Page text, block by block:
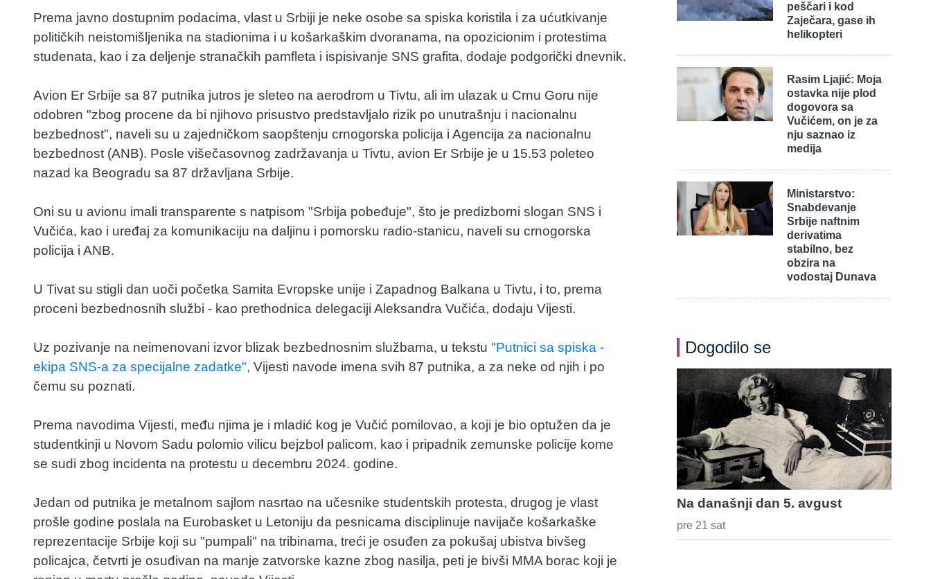
Prema javno dostupnim podacima, vlast u Srbiji je neke osobe sa spiska koristila i za ućutkivanje
političkih neistomišljenika na stadionima i u košarkaškim dvoranama, na opozicionim i protestima
studenata, kao i za deljenje stranačkih pamfleta i ispisivanje SNS grafita, dodaje podgorički dnevnik.
Avion Er Srbije sa 87 putnika jutros je sleteo na aerodrom u Tivtu, ali im ulazak u Crnu Goru nije
odobren "zbog procene da bi njihovo prisustvo predstavljalo rizik po unutrašnju i nacionalnu
bezbednost", naveli su u zajedničkom saopštenju crnogorska policija i Agencija za nacionalnu
bezbednost (ANB). Posle višečasovnog zadržavanja u Tivtu, avion Er Srbije je u 15.53 poleteo
nazad ka Beogradu sa 87 državljana Srbije.
Oni su u avionu imali transparente s natpisom "Srbija pobeđuje", što je predizborni slogan SNS i
Vučića, kao i uređaj za komunikaciju na daljinu i pomorsku radio-stanicu, naveli su crnogorska
policija i ANB.
U Tivat su stigli dan uoči početka Samita Evropske unije i Zapadnog Balkana u Tivtu, i to, prema
proceni bezbednosnih službi - kao prethodnica delegaciji Aleksandra Vučića, dodaju Vijesti.
Uz pozivanje na neimenovani izvor blizak bezbednosnim službama, u tekstu "Putnici sa spiska -
ekipa SNS-a za specijalne zadatke", Vijesti navode imena svih 87 putnika, a za neke od njih i po
čemu su poznati.
Prema navodima Vijesti, među njima je i mladić kog je Vučić pomilovao, a koji je bio optužen da je
studentkinji u Novom Sadu polomio vilicu bejzbol palicom, kao i pripadnik zemunske policije kome
se sudi zbog incidenta na protestu u decembru 2024. godine.
Jedan od putnika je metalnom sajlom nasrtao na učesnike studentskih protesta, drugog je vlast
prošle godine poslala na Eurobasket u Letoniju da pesnicama disciplinuje navijače košarkaške
reprezentacije Srbije koji su "pumpali" na tribinama, treći je osuđen za pokušaj ubistva bivšeg
policajca, četvrti je osuđivan na manje zatvorske kazne zbog nasilja, peti je bivši MMA borac koji je
peščari i kod
Zaječara, gase ih
helikopteri
Rasim Ljajić: Moja
ostavka nije plod
dogovora sa
Vučićem, on je za
nju saznao iz
medija
Ministarstvo:
Snabdevanje
Srbije naftnim
derivatima
stabilno, bez
obzira na
vodostaj Dunava
Dogodilo se
Na današnji dan 5. avgust
pre 21 sat